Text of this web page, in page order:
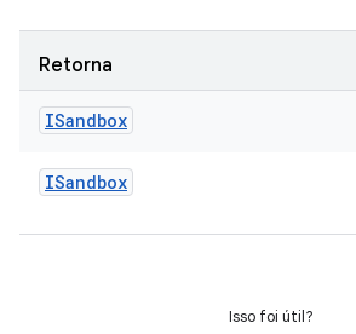
Retorna
ISandbox
ISandbox
Isso foi útil?